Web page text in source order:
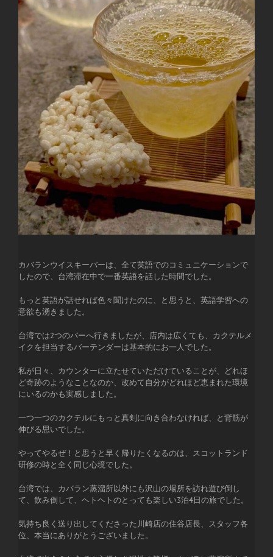
カバランウイスキーバーは、全て英語でのコミュニケーションで
したので、台湾滞在中で一番英語を話した時間でした。
もっと英語が話せれば色々聞けたのに、と思うと、英語学習への
意欲も湧きました。
台湾では2つのバーへ行きましたが、店内は広くても、カクテルメ
イクを担当するバーテンダーは基本的にお一人でした。
私が日々、カウンターに立たせていただけていることが、どれほ
ど奇跡のようなことなのか、改めて自分がどれほど恵まれた環境
にいるのかも実感しました。
一つ一つのカクテルにもっと真剣に向き合わなければ、と背筋が
伸びる思いでした。
やってやるぜ！と思うと早く帰りたくなるのは、スコットランド
研修の時と全く同じ心境でした。
台湾では、カバラン蒸溜所以外にも沢山の場所を訪れ遊び倒し
て、飲み倒して、ヘトヘトのとっても楽しい3泊4日の旅でした。
気持ち良く送り出してくださった川崎店の住谷店長、スタッフ各
位、本当にありがとうございました。